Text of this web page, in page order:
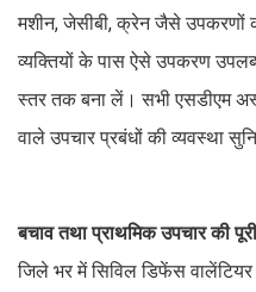
मशीन, जेसीबी, क्रेन जैसे उपकरणों
व्यक्तियों के पास ऐसे उपकरण
स्तर तक बना लें। सभी एसडीएम
वाले उपचार प्रबंधों की व्यवस्था
बचाव तथा प्राथमिक उपचार की
जिले भर में सिविल डिफेंस वालेंटियर